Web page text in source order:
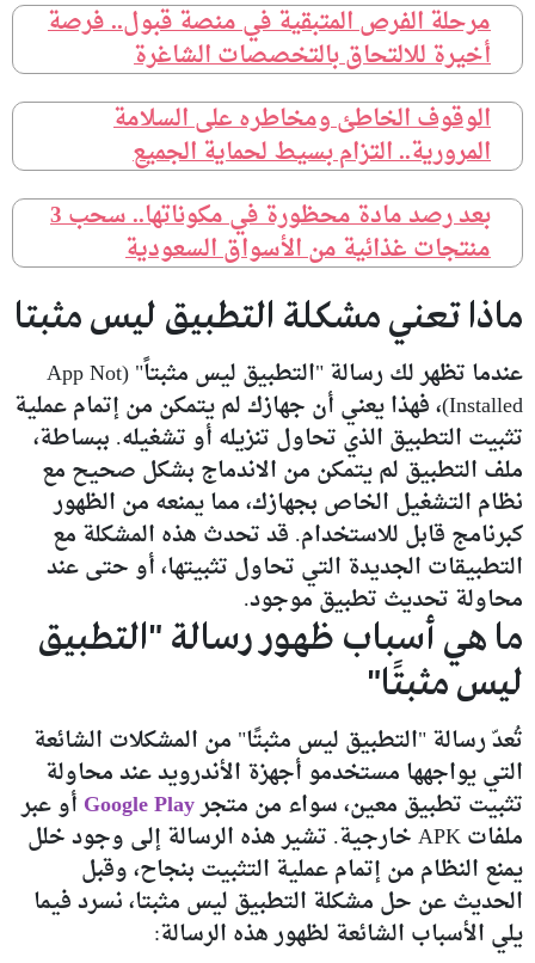
مرحلة الفرص المتبقية في منصة قبول.. فرصة
أخيرة للالتحاق بالتخصصات الشاغرة
الوقوف الخاطئ ومخاطره على السلامة
المرورية.. التزام بسيط لحماية الجميع
بعد رصد مادة محظورة في مكوناتها.. سحب 3
منتجات غذائية من الأسواق السعودية
ماذا تعني مشكلة التطبيق ليس مثبتا
عندما تظهر لك رسالة "التطبيق ليس مثبتاً" (App Not
Installed)، فهذا يعني أن جهازك لم يتمكن من إتمام عملية
تثبيت التطبيق الذي تحاول تنزيله أو تشغيله. ببساطة،
ملف التطبيق لم يتمكن من الاندماج بشكل صحيح مع
نظام التشغيل الخاص بجهازك، مما يمنعه من الظهور
كبرنامج قابل للاستخدام. قد تحدث هذه المشكلة مع
التطبيقات الجديدة التي تحاول تثبيتها، أو حتى عند
محاولة تحديث تطبيق موجود.
ما هي أسباب ظهور رسالة "التطبيق
ليس مثبتًا"
تُعدّ رسالة "التطبيق ليس مثبتًا" من المشكلات الشائعة
التي يواجهها مستخدمو أجهزة الأندرويد عند محاولة
تثبيت تطبيق معين، سواء من متجرGoogle Play أو عبر
ملفات APK خارجية. تشير هذه الرسالة إلى وجود خلل
يمنع النظام من إتمام عملية التثبيت بنجاح، وقبل
الحديث عن حل مشكلة التطبيق ليس مثبتا، نسرد فيما
يلي الأسباب الشائعة لظهور هذه الرسالة: